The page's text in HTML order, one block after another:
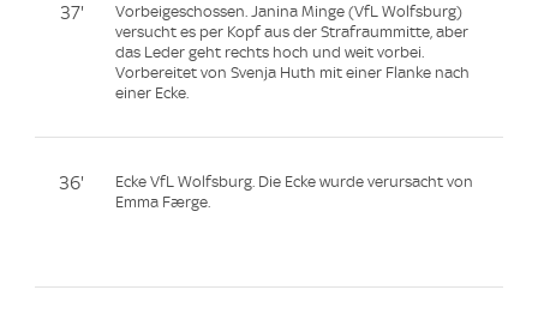
37'
Vorbeigeschossen. Janina Minge (VfL Wolfsburg)
versucht es per Kopf aus der Strafraummitte, aber
das Leder geht rechts hoch und weit vorbei.
Vorbereitet von Svenja Huth mit einer Flanke nach
einer Ecke.
36'
Ecke VfL Wolfsburg. Die Ecke wurde verursacht von
Emma Færge.